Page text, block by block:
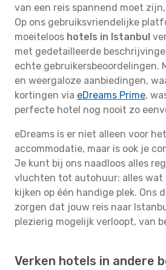
van een reis spannend moet
Op ons gebruiksvriendelijke
moeiteloos hotels in Istanbul
met gedetailleerde
echte gebruikersbeoordelingen.
en weergaloze aanbiedingen,
kortingen via eDreams Prime,
perfecte hotel nog nooit zo
eDreams is er niet alleen voor
accommodatie, maar is ook je
Je kunt bij ons naadloos alles
vluchten tot autohuur: alles wat
kijken op één handige plek. Ons
zorgen dat jouw reis naar
plezierig mogelijk verloopt, van
Verken hotels in andere